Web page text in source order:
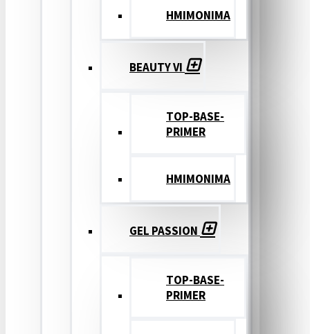
ΗΜΙΜΟΝΙΜΑ
BEAUTY VI
TOP-BASE-
PRIMER
ΗΜΙΜΟΝΙΜΑ
GEL PASSION
TOP-BASE-
PRIMER